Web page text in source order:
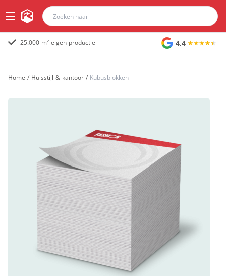
25.000 m² eigen productie 4,4
Home / Huisstijl & kantoor / Kubusblokken